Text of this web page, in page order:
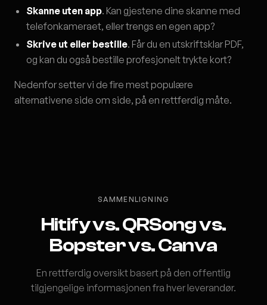
Skanne uten app. Kan gjestene dine skanne med
telefonkameraet, eller trengs en egen app?
Skrive ut eller bestille. Får du en utskriftsklar PDF,
og kan du også bestille profesjonelt trykte kort?
Nedenfor setter vi de fire mest populære
alternativene side om side, på en rettferdig måte.
SAMMENLIGNING
Hitify vs. QRSong vs.
Bopster vs. Canva
En rettferdig oversikt basert på den offentlig
tilgjengelige informasjonen fra hver leverandør.